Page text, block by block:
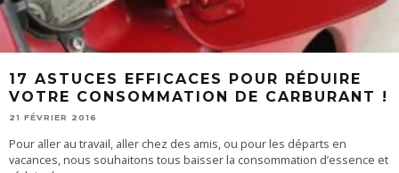
17 ASTUCES EFFICACES POUR RÉDUIRE
VOTRE CONSOMMATION DE CARBURANT !
21 FÉVRIER 2016
Pour aller au travail, aller chez des amis, ou pour les départs en
vacances, nous souhaitons tous baisser la consommation d’essence et